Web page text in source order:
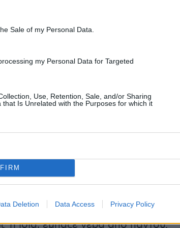
Sale of my Personal Data.
my Personal Data for Targeted
Use, Retention, Sale, and/or Sharing
that Is Unrelated with the Purposes for which it
Deletion Data Access Privacy Policy
υποστήριξε σε συνέντευξή της στο
έπεσε θύμα βιασμού πριν από 12 χρόνια. Θύτης,
ήταν γνωστός σκηνοθέτης, ο οποίος, αφού τη
στο αυτοκίνητό του
κανείς ορολογία
ίδια, έμπαζε νερά από παντού.